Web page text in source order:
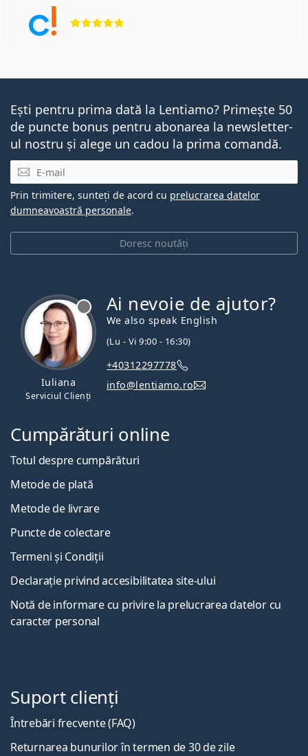
Ești pentru prima dată la Lentiamo? Primește 50
de puncte bonus pentru abonarea la newsletter-
ul nostru și alege un cadou la prima comandă.
E-mail
Doresc noutăți
Prin trimitere, sunteți de acord cu prelucrarea datelor
dumneavoastră personale.
Iuliana
Serviciul Clienți
Ai nevoie de ajutor?
We also speak English
(Lu - Vi 9:00 - 16:30)
+40312297778
info@lentiamo.ro
Cumpărături online
Totul despre cumpărături
Metode de plată
Metode de livrare
Puncte de colectare
Termeni și Condiții
Declarație privind accesibilitatea site-ului
Notă de informare cu privire la prelucrarea datelor cu
caracter personal
Suport clienți
Întrebări frecvente (FAQ)
Returnarea bunurilor în termen de 30 de zile